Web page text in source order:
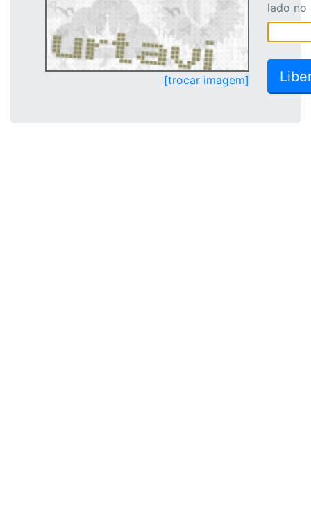
[trocar imagem]
lado no